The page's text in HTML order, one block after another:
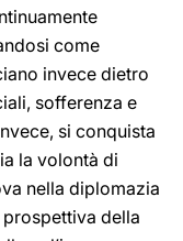
come
invece dietro
sofferenza e
si conquista
la volontà di
nella diplomazia
della